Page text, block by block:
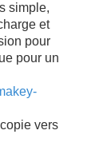
simple,
et
pour
pour un
vers